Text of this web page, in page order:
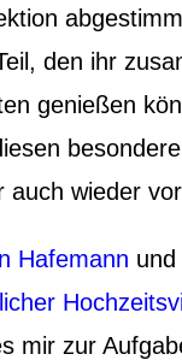
den ihr
genießen
auch wieder
Hafemann und
mir zur